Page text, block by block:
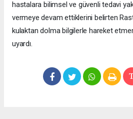
hastalara bilimsel ve güvenli tedavi
vermeye devam ettiklerini belirten
kulaktan dolma bilgilerle hareket
uyardı.